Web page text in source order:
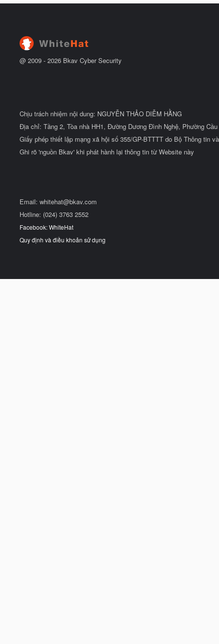
u
u
@ 2009 - 2026 Bkav Cyber Security
Chịu trách nhiệm nội dung: NGUYỄN THẢO DIỄM HẰNG
Địa chỉ: Tầng 2, Tòa nhà HH1, Đường Dương Đình Nghệ, Phường
Giấy phép thiết lập mạng xã hội số 355/GP-BTTTT do Bộ Thông tin
Ghi rõ 'nguồn Bkav' khi phát hành lại thông tin từ Website này
Email: whitehat@bkav.com
Hotline: (024) 3763 2552
Facebook: WhiteHat
Quy định và điều khoản sử dụng